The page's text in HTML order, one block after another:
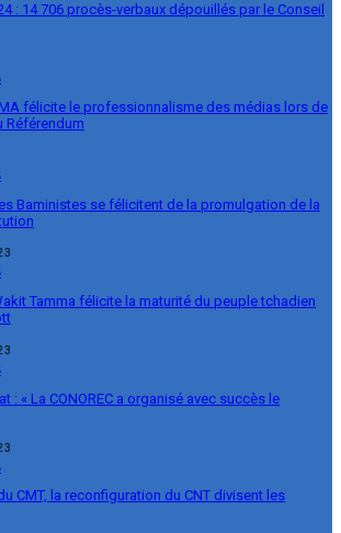
: 14 706 procès-verbaux dépouillés par le Conseil
félicite le professionnalisme des médias lors de
Référendum
Baministes se félicitent de la promulgation de la
Tamma félicite la maturité du peuple tchadien
: « La CONOREC a organisé avec succès le
CMT, la reconfiguration du CNT divisent les